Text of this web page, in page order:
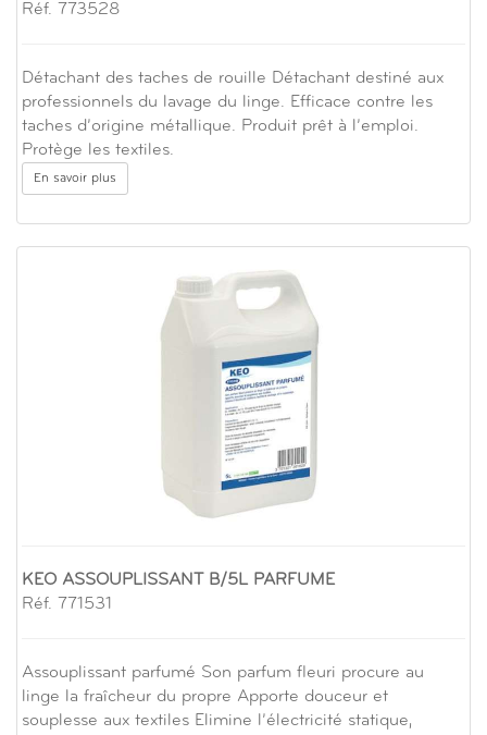
Réf. 773528
Détachant des taches de rouille Détachant destiné aux
professionnels du lavage du linge. Efficace contre les
taches d’origine métallique. Produit prêt à l’emploi.
Protège les textiles.
En savoir plus
KEO ASSOUPLISSANT B/5L PARFUME
Réf. 771531
Assouplissant parfumé Son parfum fleuri procure au
linge la fraîcheur du propre Apporte douceur et
souplesse aux textiles Elimine l’électricité statique,